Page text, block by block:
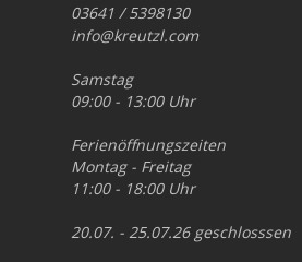
03641 / 5398130
info@kreutzl.com
Samstag
09:00 - 13:00 Uhr
Ferienöffnungszeiten
Montag - Freitag
11:00 - 18:00 Uhr
20.07. - 25.07.26 geschlosssen